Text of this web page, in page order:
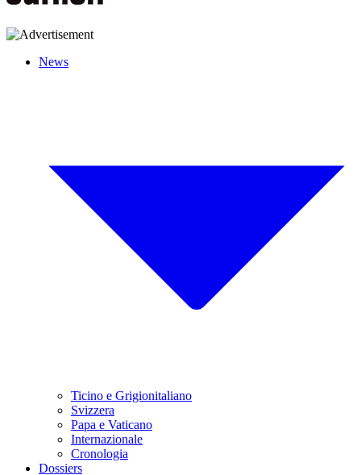
News
Ticino e Grigionitaliano
Svizzera
Papa e Vaticano
Internazionale
Cronologia
Dossiers